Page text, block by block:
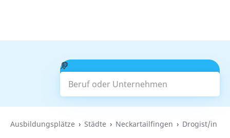
Beruf oder Unternehmen
Suchen
Ausbildungsplätze Städte Neckartailfingen Drogist/in